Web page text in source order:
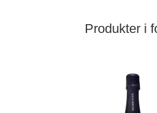
Produkter i